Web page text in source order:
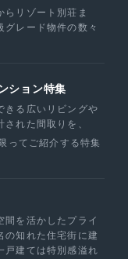
らリゾート別荘ま
グレード物件の数々
ション特集
きる広いリビングや
れた間取りを、
ってご紹介する特集
間を活かしたプライ
の知れた住宅街に建
戸建ては特別感溢れ